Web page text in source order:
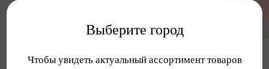
Выберите город
Чтобы увидеть актуальный ассортимент товаров